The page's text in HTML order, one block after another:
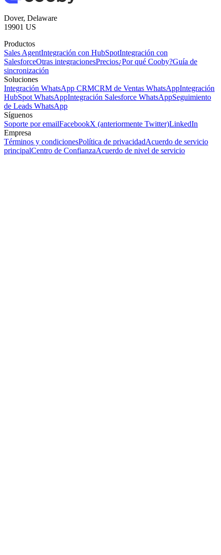
Dover, Delaware
19901 US
Productos
Sales AgentIntegración con HubSpotIntegración con
SalesforceOtras integracionesPrecios¿Por qué Cooby?Guía de
sincronización
Soluciones
Integración WhatsApp CRMCRM de Ventas WhatsAppIntegración
HubSpot WhatsAppIntegración Salesforce WhatsAppSeguimiento
de Leads WhatsApp
Síguenos
Soporte por emailFacebookX (anteriormente Twitter)LinkedIn
Empresa
Términos y condicionesPolítica de privacidadAcuerdo de servicio
principalCentro de ConfianzaAcuerdo de nivel de servicio